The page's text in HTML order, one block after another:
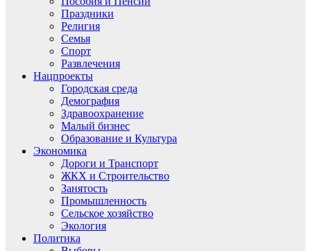
Праздники
Религия
Семья
Спорт
Развлечения
Нацпроекты
Городская среда
Демография
Здравоохранение
Малый бизнес
Образование и Культура
Экономика
Дороги и Транспорт
ЖКХ и Строительство
Занятость
Промышленность
Сельское хозяйство
Экология
Политика